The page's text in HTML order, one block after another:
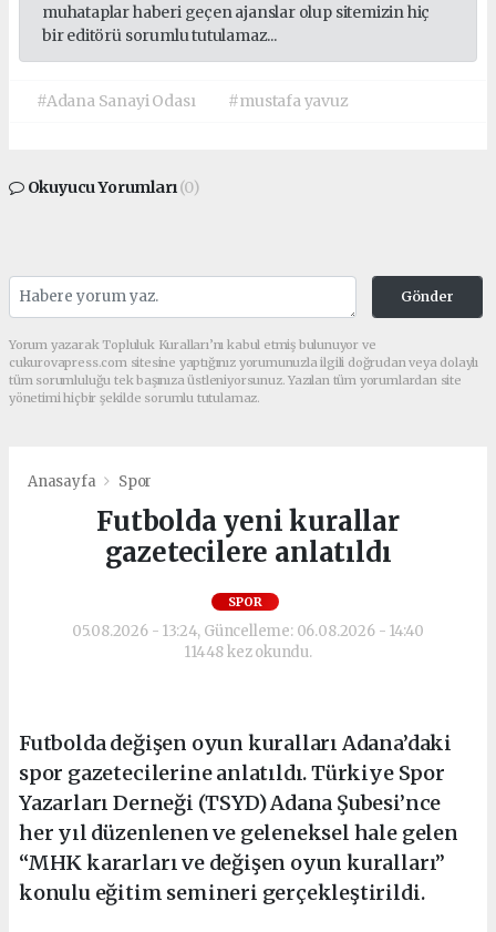
muhataplar haberi geçen ajanslar olup sitemizin hiç
bir editörü sorumlu tutulamaz...
#Adana Sanayi Odası #mustafa yavuz
Okuyucu Yorumları(0)
Gönder
Yorum yazarak Topluluk Kuralları’nı kabul etmiş bulunuyor ve
cukurovapress.com sitesine yaptığınız yorumunuzla ilgili doğrudan veya dolaylı
tüm sorumluluğu tek başınıza üstleniyorsunuz. Yazılan tüm yorumlardan site
yönetimi hiçbir şekilde sorumlu tutulamaz.
Anasayfa Spor
Futbolda yeni kurallar
gazetecilere anlatıldı
SPOR
05.08.2026 - 13:24, Güncelleme: 06.08.2026 - 14:40
11448 kez okundu.
Futbolda değişen oyun kuralları Adana’daki
spor gazetecilerine anlatıldı. Türkiye Spor
Yazarları Derneği (TSYD) Adana Şubesi’nce
her yıl düzenlenen ve geleneksel hale gelen
“MHK kararları ve değişen oyun kuralları”
konulu eğitim semineri gerçekleştirildi.